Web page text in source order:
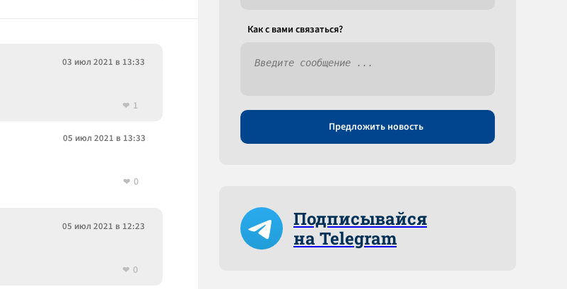
03 июл 2021 в 13:33
1
05 июл 2021 в 13:33
0
05 июл 2021 в 12:23
0
Как c вами связаться?
Предложить новость
Подписывайся
на Telegram